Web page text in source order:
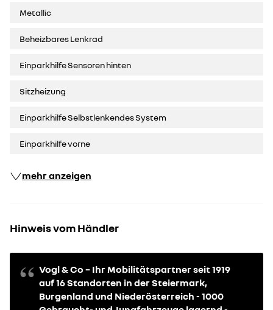
Metallic
Beheizbares Lenkrad
Einparkhilfe Sensoren hinten
Sitzheizung
Einparkhilfe Selbstlenkendes System
Einparkhilfe vorne
mehr anzeigen
Hinweis vom Händler
Vogl & Co – Ihr Mobilitätspartner seit 1919
auf 16 Standorten in der Steiermark,
Burgenland und Niederösterreich - 1000